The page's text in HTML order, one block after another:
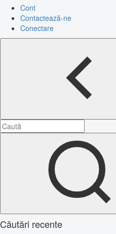
Cont
Contactează-ne
Conectare
Căutări recente